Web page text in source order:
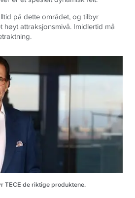
på dette området, og tilbyr
høyt attraksjonsmivå. Imidlertid må
TECE de riktige produktene.